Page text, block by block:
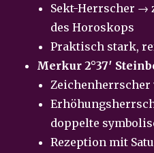
Sekt-Herrscher →
des Horoskops
Praktisch stark,
Merkur 2°37′
Zeichenherrscher
doppelte
Rezeption mit